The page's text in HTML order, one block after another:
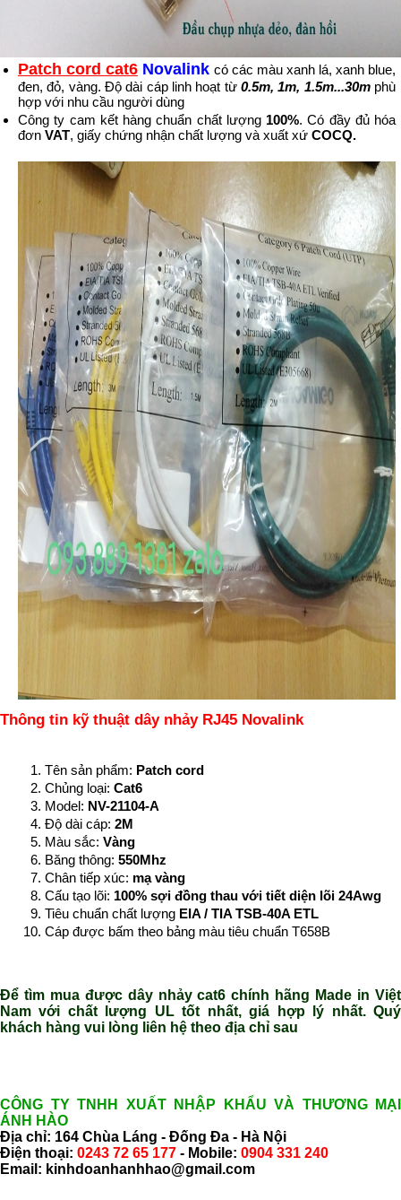
Patch cord cat6 Novalink có các màu xanh lá, xanh blue,
đen, đỏ, vàng. Độ dài cáp linh hoạt từ 0.5m, 1m, 1.5m...30mphù
hợp với nhu cầu người dùng
Công ty cam kết hàng chuẩn chất lượng 100%. Có đầy đủ hóa
đơn VAT, giấy chứng nhận chất lượng và xuất xứ COCQ.
Thông tin kỹ thuật dây nhảy RJ45 Novalink
Tên sản phẩm: Patch cord
Chủng loại: Cat6
Model: NV-21104-A
Độ dài cáp: 2M
Màu sắc: Vàng
Băng thông: 550Mhz
Chân tiếp xúc: mạ vàng
Cấu tạo lõi: 100% sợi đồng thau với tiết diện lõi 24Awg
Tiêu chuẩn chất lượng EIA / TIA TSB-40A ETL
Cáp được bấm theo bảng màu tiêu chuẩn T658B
Để tìm mua được dây nhảy cat6 chính hãng Made in Việt
Nam với chất lượng UL tốt nhất, giá hợp lý nhất. Quý
khách hàng vui lòng liên hệ theo địa chỉ sau
CÔNG TY TNHH XUẤT NHẬP KHẨU VÀ THƯƠNG MẠI
ÁNH HÀO
Địa chỉ: 164 Chùa Láng - Đống Đa - Hà Nội
Điện thoại: 0243 72 65 177 - Mobile: 0904 331 240
Email: kinhdoanhanhhao@gmail.com